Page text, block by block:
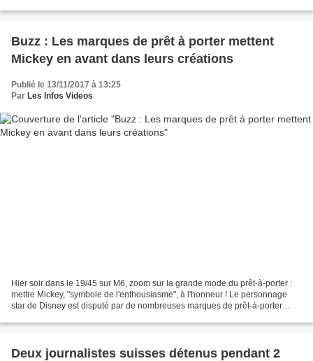
Buzz : Les marques de prêt à porter mettent
Mickey en avant dans leurs créations
Publié le 13/11/2017 à 13:25
Par Les Infos Videos
Hier soir dans le 19/45 sur M6, zoom sur la grande mode du prêt-à-porter :
mettre Mickey, "symbole de l'enthousiasme", à l'honneur ! Le personnage
star de Disney est disputé par de nombreuses marques de prêt-à-porter
Deux journalistes suisses détenus pendant 2